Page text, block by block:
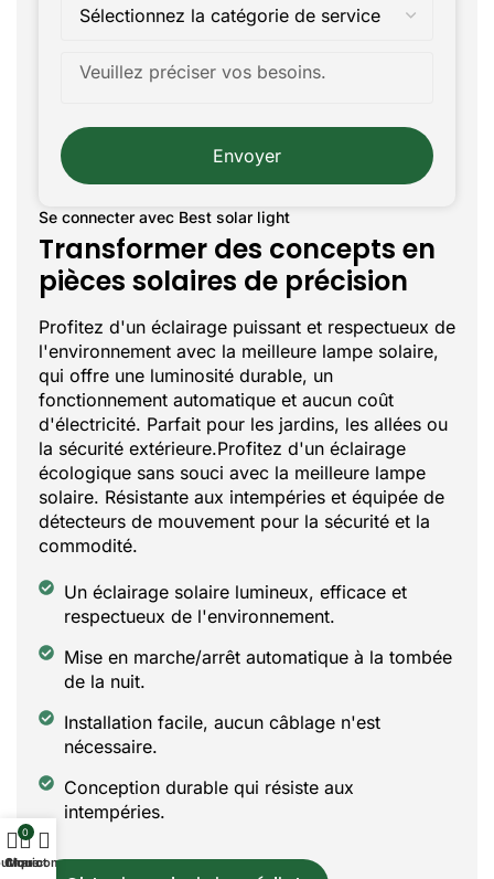
Se connecter avec Best solar light
Transformer des concepts en
pièces solaires de précision
Profitez d'un éclairage puissant et respectueux de
l'environnement avec la meilleure lampe solaire,
qui offre une luminosité durable, un
fonctionnement automatique et aucun coût
d'électricité. Parfait pour les jardins, les allées ou
la sécurité extérieure.Profitez d'un éclairage
écologique sans souci avec la meilleure lampe
solaire. Résistante aux intempéries et équipée de
détecteurs de mouvement pour la sécurité et la
commodité.
Un éclairage solaire lumineux, efficace et
respectueux de l'environnement.
Mise en marche/arrêt automatique à la tombée
de la nuit.
Installation facile, aucun câblage n'est
nécessaire.
Conception durable qui résiste aux
intempéries.
Envoyer
0
Chariot
Mon compte